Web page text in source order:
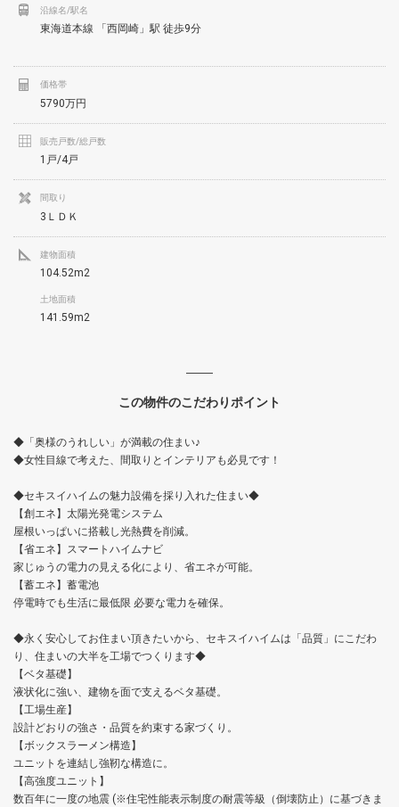
沿線名/駅名
東海道本線 「西岡崎」駅 徒歩9分
価格帯
5790万円
販売戸数/総戸数
1戸/4戸
間取り
3ＬＤＫ
建物面積
104.52m2
土地面積
141.59m2
この物件のこだわりポイント
◆「奥様のうれしい」が満載の住まい♪
◆女性目線で考えた、間取りとインテリアも必見です！
◆セキスイハイムの魅力設備を採り入れた住まい◆
【創エネ】太陽光発電システム
屋根いっぱいに搭載し光熱費を削減。
【省エネ】スマートハイムナビ
家じゅうの電力の見える化により、省エネが可能。
【蓄エネ】蓄電池
停電時でも生活に最低限 必要な電力を確保。
◆永く安心してお住まい頂きたいから、セキスイハイムは「品質」にこだわ
り、住まいの大半を工場でつくります◆
【ベタ基礎】
液状化に強い、建物を面で支えるベタ基礎。
【工場生産】
設計どおりの強さ・品質を約束する家づくり。
【ボックスラーメン構造】
ユニットを連結し強靭な構造に。
【高強度ユニット】
数百年に一度の地震 (※住宅性能表示制度の耐震等級（倒壊防止）に基づきま